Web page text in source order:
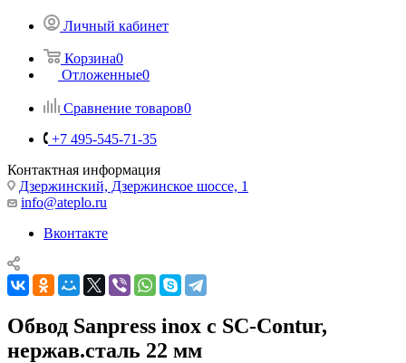
Личный кабинет
Корзина0
Отложенные0
Сравнение товаров0
+7 495-545-71-35
Контактная информация
Дзержинский, Дзержинское шоссе, 1
info@ateplo.ru
Вконтакте
Обвод Sanpress inox с SC-Contur,
нержав.сталь 22 мм